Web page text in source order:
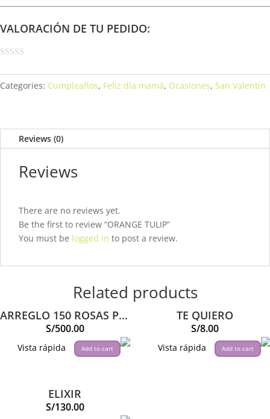
VALORACIÓN DE TU PEDIDO:
Categories: Cumpleaños, Feliz día mamá, Ocasiones, San Valentín
Reviews (0)
Reviews
There are no reviews yet.
Be the first to review “ORANGE TULIP”
You must be logged in to post a review.
Related products
ARREGLO 150 ROSAS PREMIUM
S/500.00
Vista rápida Add to cart
TE QUIERO
S/8.00
Vista rápida Add to cart
ELIXIR
S/130.00